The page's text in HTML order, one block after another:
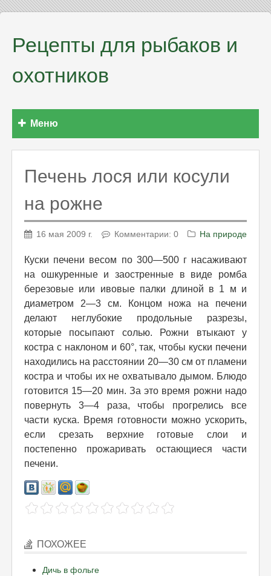
Рецепты для рыбаков и
охотников
Меню
Печень лося или косули
на рожне
16 мая 2009 г. Комментарии: 0 На природе
Куски печени весом по 300—500 г насаживают
на ошкуренные и заостренные в виде ромба
березовые или ивовые палки длиной в 1 м и
диаметром 2—3 см. Концом ножа на печени
делают неглубокие продольные разрезы,
которые посыпают солью. Рожни втыкают у
костра с наклоном и 60°, так, чтобы куски печени
находились на расстоянии 20—30 см от пламени
костра и чтобы их не охватывало дымом. Блюдо
готовится 15—20 мин. За это время рожни надо
повернуть 3—4 раза, чтобы прогрелись все
части куска. Время готовности можно ускорить,
если срезать верхние готовые слои и
постепенно прожаривать остающиеся части
печени.
ПОХОЖЕЕ
Дичь в фольге